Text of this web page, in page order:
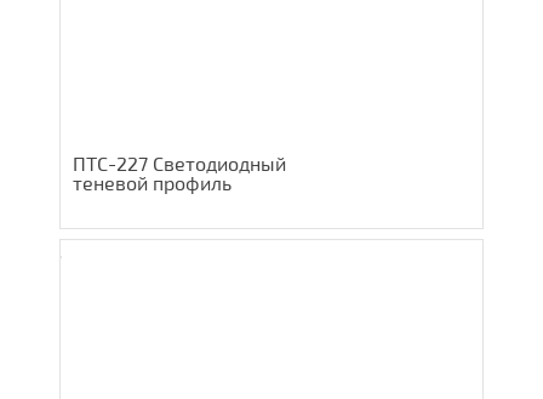
ПТС-227 Светодиодный
теневой профиль